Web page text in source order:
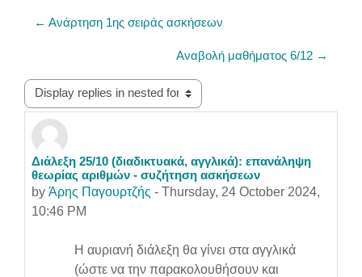
← Ανάρτηση 1ης σειράς ασκήσεων
Αναβολή μαθήματος 6/12 →
Display mode
Διάλεξη 25/10 (διαδικτυακά, αγγλικά): επανάληψη
θεωρίας αριθμών - συζήτηση ασκήσεων
by Άρης Παγουρτζής - Thursday, 24 October 2024,
10:46 PM
Number of replies: 0
Η αυριανή διάλεξη θα γίνει στα αγγλικά
(ώστε να την παρακολουθήσουν και